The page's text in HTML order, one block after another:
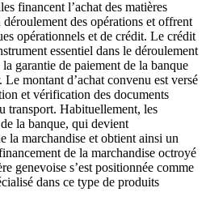
financent l’achat des matières
des opérations et offrent
opérationnels et de crédit. Le crédit
essentiel dans le déroulement
garantie de paiement de la banque
Le montant d’achat convenu est versé
et vérification des documents
transport. Habituellement, les
la banque, qui devient
la marchandise et obtient ainsi un
de la marchandise octroyé
genevoise s’est positionnée comme
dans ce type de produits